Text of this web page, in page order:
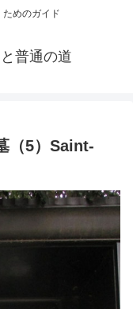
めのガイド
普通の道
（5）Saint-